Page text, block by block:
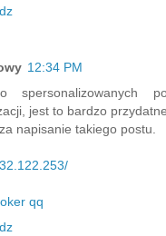
12:34 PM
spersonalizowanych
jest to bardzo
napisanie takiego postu.
qq